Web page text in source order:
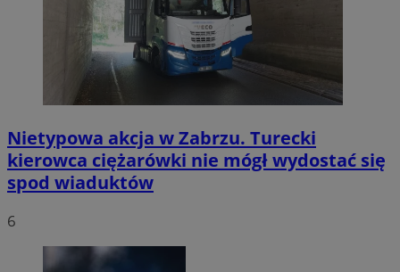
Nietypowa akcja w Zabrzu. Turecki
kierowca ciężarówki nie mógł wydostać się
spod wiaduktów
6